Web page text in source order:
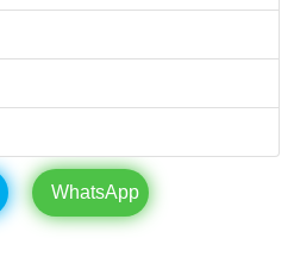
WhatsApp